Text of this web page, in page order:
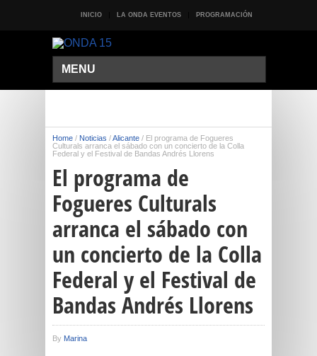
INICIO LA ONDA EVENTOS PROGRAMACIÓN
MENU
Home / Noticias /Alicante / El programa de Fogueres
Culturals arranca el sábado con un concierto de la Colla
Federal y el Festival de Bandas Andrés Llorens
El programa de
Fogueres Culturals
arranca el sábado con
un concierto de la Colla
Federal y el Festival de
Bandas Andrés Llorens
By Marina